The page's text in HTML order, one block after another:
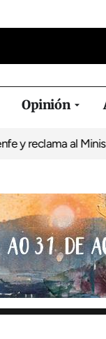
Opinión
al Ministerio una